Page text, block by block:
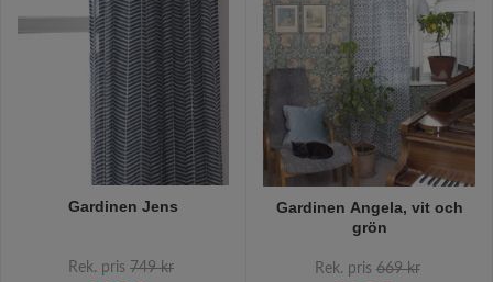
Gardinen Jens
Rek. pris 749 kr
Gardinen Angela, vit och
grön
Rek. pris 669 kr